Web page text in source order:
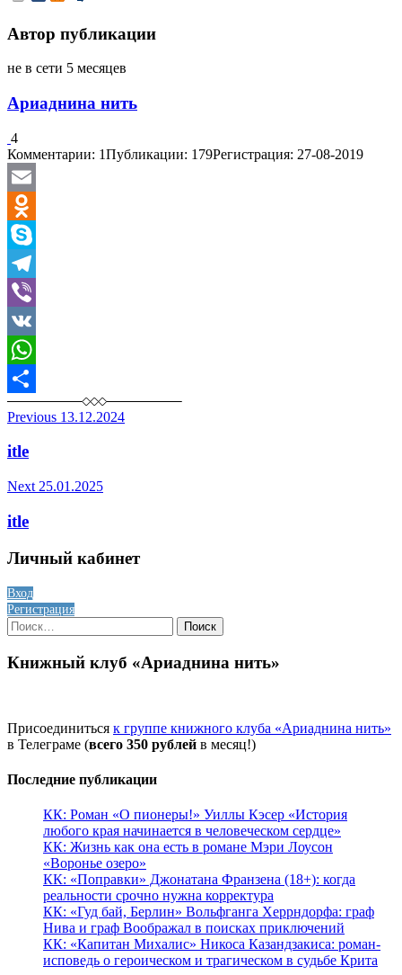
Автор публикации
не в сети 5 месяцев
Ариаднина нить
4
Комментарии: 1Публикации: 179Регистрация: 27-08-2019
Email
Odnoklassniki
Skype
Telegram
Viber
VK
WhatsApp
Отправить
Post
navigation
Previous 13.12.2024
itle
Next 25.01.2025
itle
Личный кабинет
Вход
Регистрация
Найти:
Книжный клуб «Ариаднина нить»
Присоединиться к группе книжного клуба «Ариаднина нить»
в Телеграме (всего 350 рублей в месяц!)
Последние публикации
КК: Роман «О пионеры!» Уиллы Кэсер «История
любого края начинается в человеческом сердце»
КК: Жизнь как она есть в романе Мэри Лоусон
«Воронье озеро»
КК: «Поправки» Джонатана Франзена (18+): когда
реальности срочно нужна корректура
КК: «Гуд бай, Берлин» Вольфганга Херрндорфа: граф
Нива и граф Воображал в поисках приключений
КК: «Капитан Михалис» Никоса Казандзакиса: роман-
исповедь о героическом и трагическом в судьбе Крита